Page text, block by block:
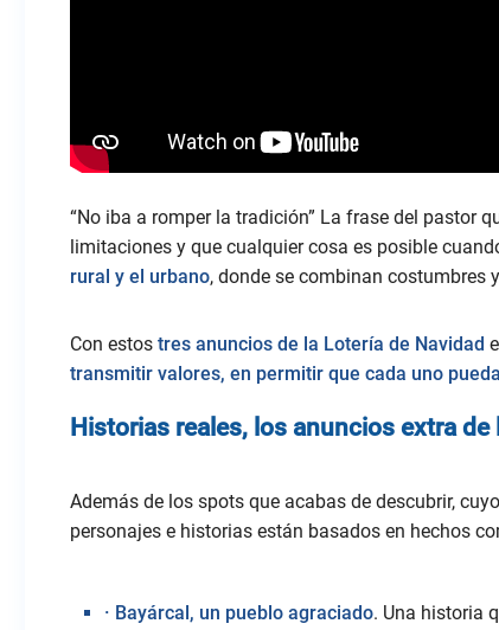
“No iba a romper la tradición” La frase del pastor
limitaciones y que cualquier cosa es posible
rural y el urbano, donde se combinan costumbres
Con estos tres anuncios de la Lotería de Navidad
transmitir valores, en permitir que cada uno
Historias reales, los anuncios extra
Además de los spots que acabas de descubrir,
personajes e historias están basados en hechos
· Bayárcal, un pueblo agraciado. Una historia